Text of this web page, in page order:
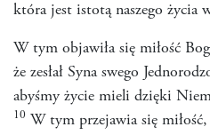
która jest istotą naszego życia
W tym objawiła się miłość
że zesłał Syna swego
abyśmy życie mieli dzięki
10 W tym przejawia się miłość,